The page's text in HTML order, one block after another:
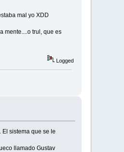
mal yo XDD
mente....o trul, que es
Logged
sistema que se le
llamado Gustav